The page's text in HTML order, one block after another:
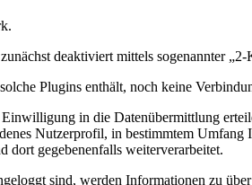
deaktiviert mittels sogenannter
Plugins enthält, noch keine
in die Datenübermittlung
Nutzerprofil, in bestimmtem
dort gegebenenfalls weiterverarbeitet.
sind, werden Informationen zu